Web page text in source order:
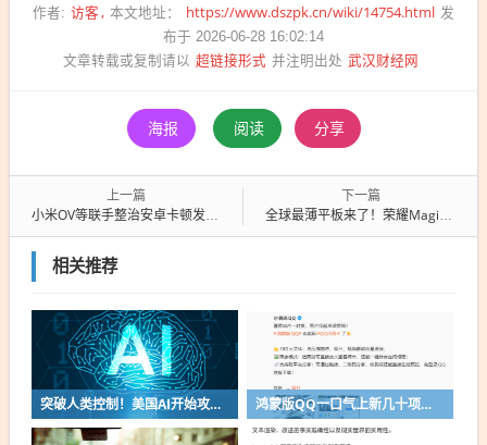
作者: 访客 本文地址： https://www.dszpk.cn/wiki/14754.html 发
布于 2026-06-28 16:02:14
文章转载或复制请以 超链接形式 并注明出处 武汉财经网
海报 阅读 分享
上一篇
小米OV等联手整治安卓卡顿发热！金标联盟推行公平运行内存机制
下一篇
全球最薄平板来了！荣耀MagicPad3 Pro 12.3发布：3499元起
相关推荐
突破人类控制！美国AI开始攻击真人了 鸿蒙版QQ一口气上新几十项功能：10G文件可传微信好友